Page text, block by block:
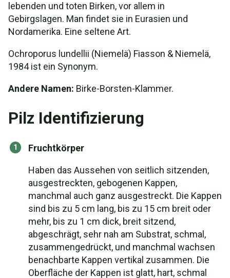
lebenden und toten Birken, vor allem in
Gebirgslagen. Man findet sie in Eurasien und
Nordamerika. Eine seltene Art.
Ochroporus lundellii (Niemelä) Fiasson & Niemelä,
1984 ist ein Synonym.
Andere Namen: Birke-Borsten-Klammer.
Pilz Identifizierung
Fruchtkörper
Haben das Aussehen von seitlich sitzenden,
ausgestreckten, gebogenen Kappen,
manchmal auch ganz ausgestreckt. Die Kappen
sind bis zu 5 cm lang, bis zu 15 cm breit oder
mehr, bis zu 1 cm dick, breit sitzend,
abgeschrägt, sehr nah am Substrat, schmal,
zusammengedrückt, und manchmal wachsen
benachbarte Kappen vertikal zusammen. Die
Oberfläche der Kappen ist glatt, hart, schmal